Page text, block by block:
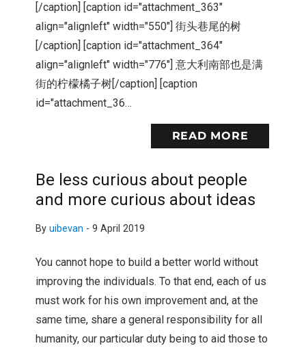
[/caption] [caption id="attachment_363"
align="alignleft" width="550"] 街头巷尾的树
[/caption] [caption id="attachment_364"
align="alignleft" width="776"] 意大利南部也是满
街的柠檬橘子树[/caption] [caption
id="attachment_36…
READ MORE
Be less curious about people
and more curious about ideas
By uibevan - 9 April 2019
You cannot hope to build a better world without
improving the individuals. To that end, each of us
must work for his own improvement and, at the
same time, share a general responsibility for all
humanity, our particular duty being to aid those to